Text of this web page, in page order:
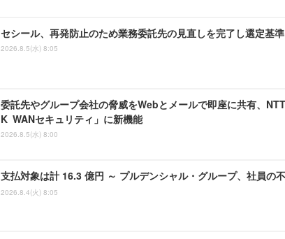
セシール、再発防止のため業務委託先の見直しを完了し選定基
2026.8.5(水) 8:05
委託先やグループ会社の脅威をWebとメールで即座に共有、
K WANセキュリティ」に新機能
2026.8.5(水) 8:00
支払対象は計 16.3 億円 ～ プルデンシャル・グループ、社員の
2026.8.4(火) 8:05